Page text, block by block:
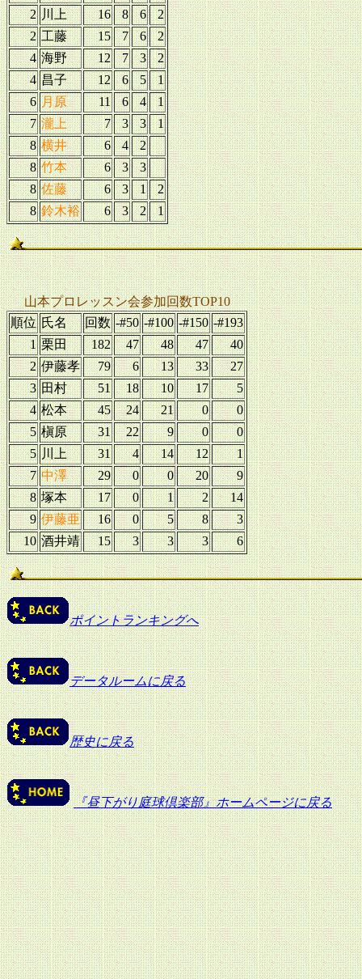
2 川上 16 8 6
2
2 工藤 15 7 6
2
4 海野 12 7 3
2
4 昌子 12 6 5
1
6 月原 11 6 4
1
7 瀧上 7 3 3
1
8 横井 6 4
2
8 竹本 6 3
3
8 佐藤 6 3 1
2
8 鈴木裕 6 3 2 1
山本プロレッスン会参加回数TOP10
順位 氏名 回数 -#50 -#100 -#150 -#193
1 栗田 182 47 48 47
40
2 伊藤孝 79 6 13 33
27
3 田村 51 18 10 17
5
4 松本 45 24 21 0
0
5 槇原 31 22 9 0
0
5 川上 31 4 14 12
1
7 中澤 29 0 0 20
9
8 塚本 17 0 1 2
14
9 伊藤亜 16 0 5 8
3
10 酒井靖 15 3 3 3 6
ポイントランキングへ
データルームに戻る
歴史に戻る
『昼下がり庭球倶楽部』ホームページに戻る